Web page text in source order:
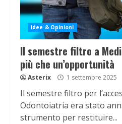
Idee & Opinioni
Il semestre filtro a
più che un’opportunità
Asterix 1 settembre 2025
Il semestre filtro per
Odontoiatria era stato
strumento per restituire...